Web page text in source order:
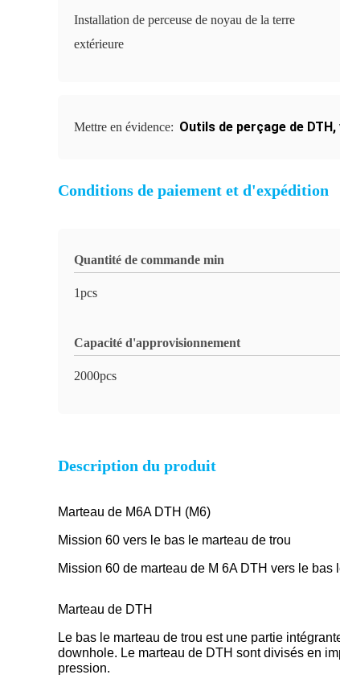
Installation de perceuse de noyau de la terre
extérieure
Mettre en évidence: Outils de perçage de DTH,
Conditions de paiement et d'expédition
Quantité de commande min
1pcs
Capacité d'approvisionnement
2000pcs
Description du produit
Marteau de M6A DTH (M6)
Mission 60 vers le bas le marteau de trou
Mission 60 de marteau de M 6A DTH vers le
Marteau de DTH
Le bas le marteau de trou est une partie
downhole. Le marteau de DTH sont divisés en
pression.